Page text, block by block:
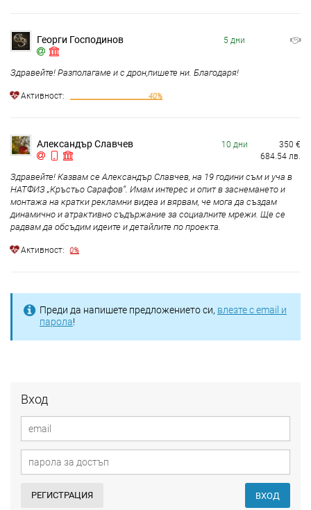
Вход
РЕГИСТРАЦИЯ ВХОД
Георги Господинов
Здравейте! Разполагаме и с дрон,пишете ни. Благодаря!
Aктивност: 40%
5 дни
Александър Славчев
Здравейте! Казвам се Александър Славчев, на 19 години съм и уча в
НАТФИЗ „Кръстьо Сарафов“. Имам интерес и опит в заснемането и
монтажа на кратки рекламни видеа и вярвам, че мога да създам
динамично и атрактивно съдържание за социалните мрежи. Ще се
радвам да обсъдим идеите и детайлите по проекта.
Aктивност: 0%
10 дни 350 €
684.54 лв.
Преди да напишете предложението си, влезте с email и
парола!